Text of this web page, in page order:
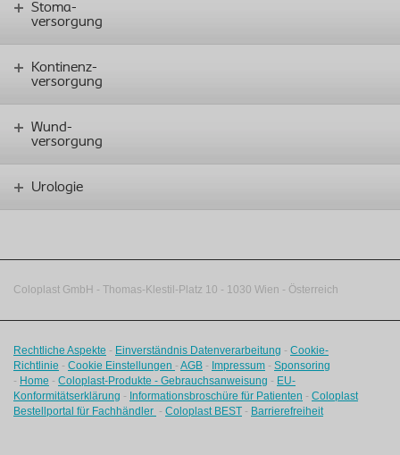
Stoma-
versorgung
Kontinenz-
versorgung
Wund-
versorgung
Urologie
Coloplast GmbH - Thomas-Klestil-Platz 10 - 1030 Wien - Österreich
Rechtliche Aspekte - Einverständnis Datenverarbeitung - Cookie-
Richtlinie - Cookie Einstellungen - AGB - Impressum - Sponsoring
- Home - Coloplast-Produkte - Gebrauchsanweisung - EU-
Konformitätserklärung - Informationsbroschüre für Patienten - Coloplast
Bestellportal für Fachhändler - Coloplast BEST - Barrierefreiheit